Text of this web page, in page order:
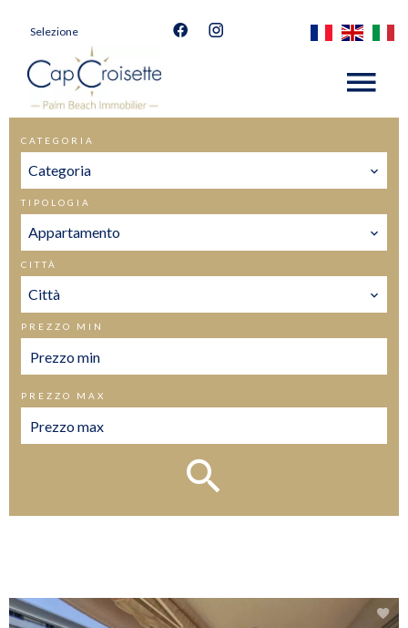
Selezione
CATEGORIA
Categoria
TIPOLOGIA
Appartamento
CITTÀ
Città
PREZZO MIN
PREZZO MAX